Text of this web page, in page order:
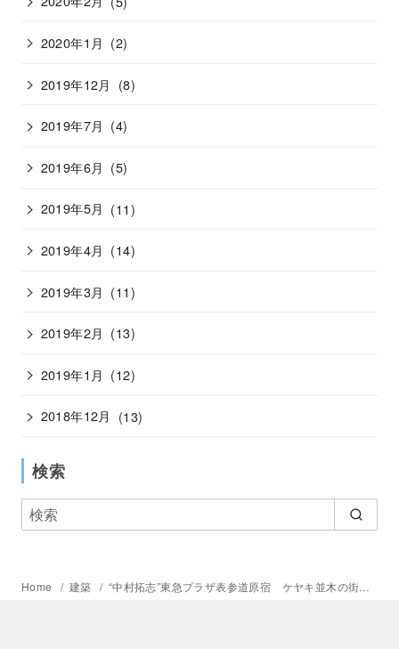
2020年1月 (2)
2019年12月 (8)
2019年7月 (4)
2019年6月 (5)
2019年5月 (11)
2019年4月 (14)
2019年3月 (11)
2019年2月 (13)
2019年1月 (12)
2018年12月 (13)
検索
Home 建築 “中村拓志”東急プラザ表参道原宿 ケヤキ並木の街路が持ち上げられたような屋上の森から展開する商業施設